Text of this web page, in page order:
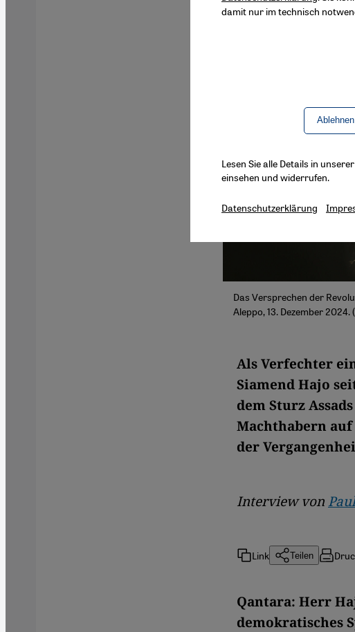
Das Versprechen der
Aleppo, 13. Dezember
Als Verfechter
Siamend Hajo
dem Sturz
Machthabern
der
Interview von
Link Teilen
Qantara: Herr
demokratisches
damit nur im technisch
Ablehnen
Lesen Sie alle Details in unserer
einsehen und widerrufen.
Datenschutzerklärung